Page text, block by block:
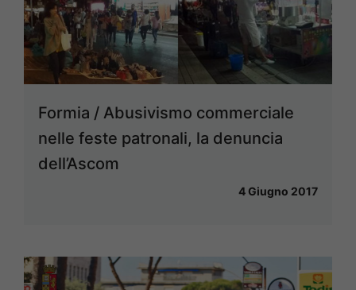
Formia / Abusivismo commerciale
nelle feste patronali, la denuncia
dell’Ascom
4 Giugno 2017